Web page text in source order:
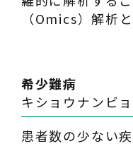
（Omics）解析
希少難病
キショウナンビ
患者数の少ない